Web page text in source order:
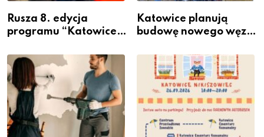
Rusza 8. edycja
programu “Katowice
– nabór dla
przedsiębiorców
Katowice planują
budowę nowego węzła
Podlesiu